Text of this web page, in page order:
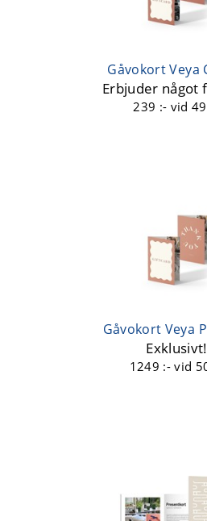
Gåvokort Veya
Erbjuder något
239 :- vid
Gåvokort Veya
Exklusivt!
1249 :-vid